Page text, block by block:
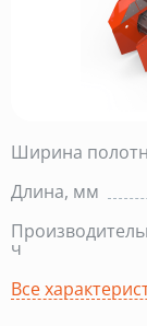
Ширина
Длина, мм
ч
Все